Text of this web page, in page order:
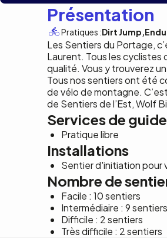
Présentation
Pratiques :Dirt Jump
Les Sentiers du Portage,
Laurent. Tous les cyclistes
qualité. Vous y trouverez
Tous nos sentiers ont été
de vélo de montagne.
de Sentiers de l’Est, Wolf
Services de
Pratique libre
Installations
Sentier d'initiation pour
Nombre de
Facile : 10 sentiers
Intermédiaire : 9 sentiers
Difficile : 2 sentiers
Très difficile : 2 sentiers